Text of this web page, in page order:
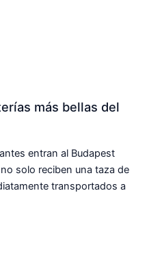
más bellas del
entran al Budapest
solo reciben una taza de
transportados a